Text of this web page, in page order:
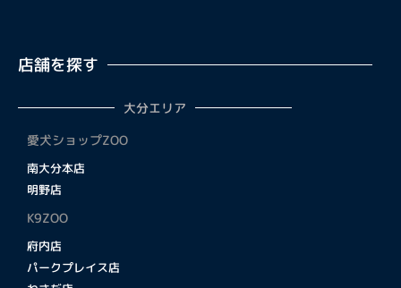
店舗を探す
大分エリア
愛犬ショップZOO
南大分本店
明野店
K9ZOO
府内店
パークプレイス店